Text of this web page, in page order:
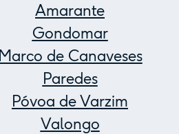
Amarante
Gondomar
Marco de Canaveses
Paredes
Póvoa de Varzim
Valongo